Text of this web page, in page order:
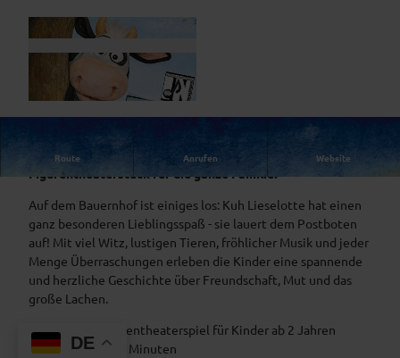
Route Anrufen Website
Freut euch auf ein fröhliches und liebevoll inszeniertes
Figurentheaterstück für die ganze Familie!
Auf dem Bauernhof ist einiges los: Kuh Lieselotte hat einen
ganz besonderen Lieblingsspaß - sie lauert dem Postboten
auf! Mit viel Witz, lustigen Tieren, fröhlicher Musik und jeder
Menge Überraschungen erleben die Kinder eine spannende
und herzliche Geschichte über Freundschaft, Mut und das
große Lachen.
Ein lustiges Figurentheaterspiel für Kinder ab 2 Jahren
Spieldauer: ca. 50 Minuten
DE